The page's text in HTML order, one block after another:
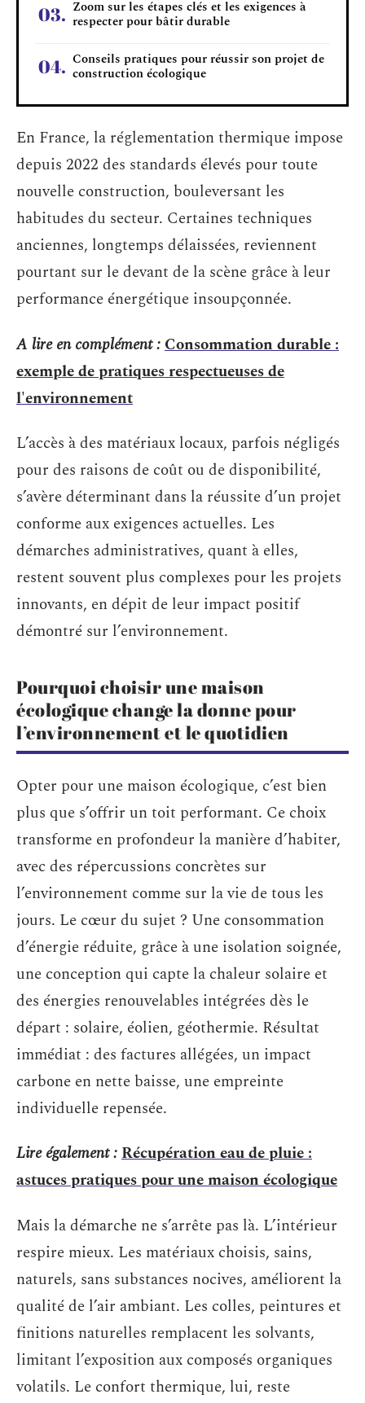
Zoom sur les étapes clés et les exigences à
respecter pour bâtir durable
Conseils pratiques pour réussir son projet de
construction écologique
En France, la réglementation thermique impose
depuis 2022 des standards élevés pour toute
nouvelle construction, bouleversant les
habitudes du secteur. Certaines techniques
anciennes, longtemps délaissées, reviennent
pourtant sur le devant de la scène grâce à leur
performance énergétique insoupçonnée.
A lire en complément :Consommation durable :
exemple de pratiques respectueuses de
l'environnement
L’accès à des matériaux locaux, parfois négligés
pour des raisons de coût ou de disponibilité,
s’avère déterminant dans la réussite d’un projet
conforme aux exigences actuelles. Les
démarches administratives, quant à elles,
restent souvent plus complexes pour les projets
innovants, en dépit de leur impact positif
démontré sur l’environnement.
Pourquoi choisir une maison
écologique change la donne pour
l’environnement et le quotidien
Opter pour une maison écologique, c’est bien
plus que s’offrir un toit performant. Ce choix
transforme en profondeur la manière d’habiter,
avec des répercussions concrètes sur
l’environnement comme sur la vie de tous les
jours. Le cœur du sujet ? Une consommation
d’énergie réduite, grâce à une isolation soignée,
une conception qui capte la chaleur solaire et
des énergies renouvelables intégrées dès le
départ : solaire, éolien, géothermie. Résultat
immédiat : des factures allégées, un impact
carbone en nette baisse, une empreinte
individuelle repensée.
Lire également :Récupération eau de pluie :
astuces pratiques pour une maison écologique
Mais la démarche ne s’arrête pas là. L’intérieur
respire mieux. Les matériaux choisis, sains,
naturels, sans substances nocives, améliorent la
qualité de l’air ambiant. Les colles, peintures et
finitions naturelles remplacent les solvants,
limitant l’exposition aux composés organiques
volatils. Le confort thermique, lui, reste